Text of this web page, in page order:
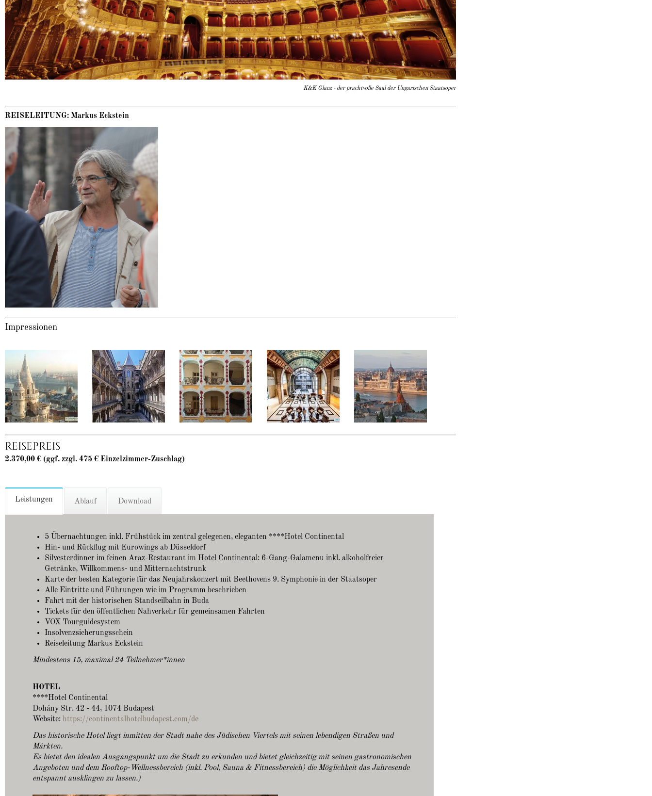
K&K Glanz - der prachtvolle Saal der Ungarischen Staatsoper
REISELEITUNG: Markus Eckstein
Impressionen
REISEPREIS
2.370,00 € (ggf. zzgl. 475 € Einzelzimmer-Zuschlag)
Leistungen Ablauf Download
5 Übernachtungen inkl. Frühstück im zentral gelegenen, eleganten ****Hotel Continental
Hin- und Rückflug mit Eurowings ab Düsseldorf
Silvesterdinner im feinen Araz-Restaurant im Hotel Continental: 6-Gang-Galamenu inkl. alkoholfreier
Getränke, Willkommens- und Mitternachtstrunk
Karte der besten Kategorie für das Neujahrskonzert mit Beethovens 9. Symphonie in der Staatsoper
Alle Eintritte und Führungen wie im Programm beschrieben
Fahrt mit der historischen Standseilbahn in Buda
Tickets für den öffentlichen Nahverkehr für gemeinsamen Fahrten
VOX Tourguidesystem
Insolvenzsicherungsschein
Reiseleitung Markus Eckstein
Mindestens 15, maximal 24 Teilnehmer*innen
HOTEL
****Hotel Continental
Dohány Str. 42 - 44, 1074 Budapest
Website: https://continentalhotelbudapest.com/de
Das historische Hotel liegt inmitten der Stadt nahe des Jüdischen Viertels mit seinen lebendigen Straßen und
Märkten.
Es bietet den idealen Ausgangspunkt um die Stadt zu erkunden und bietet gleichzeitig mit seinen gastronomischen
Angeboten und dem Rooftop-Wellnessbereich (inkl. Pool, Sauna & Fitnessbereich) die Möglichkeit das Jahresende
entspannt ausklingen zu lassen.)